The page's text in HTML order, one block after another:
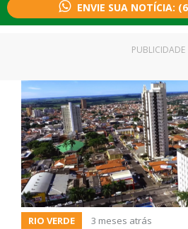
ENVIE SUA NOTÍCIA:
RIO VERDE 3 meses atrás
PUBLICIDADE